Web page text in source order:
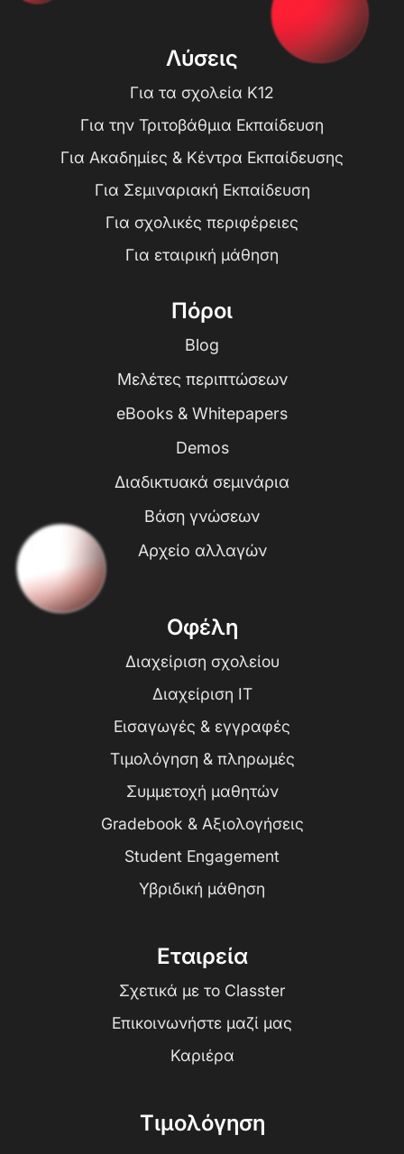
Λύσεις
Για τα σχολεία K12
Για την Τριτοβάθμια Εκπαίδευση
Για Ακαδημίες & Κέντρα Εκπαίδευσης
Για Σεμιναριακή Εκπαίδευση
Για σχολικές περιφέρειες
Για εταιρική μάθηση
Πόροι
Blog
Μελέτες περιπτώσεων
eBooks & Whitepapers
Demos
Διαδικτυακά σεμινάρια
Βάση γνώσεων
Αρχείο αλλαγών
Οφέλη
Διαχείριση σχολείου
Διαχείριση IT
Εισαγωγές & εγγραφές
Τιμολόγηση & πληρωμές
Συμμετοχή μαθητών
Gradebook & Αξιολογήσεις
Student Engagement
Υβριδική μάθηση
Εταιρεία
Σχετικά με το Classter
Επικοινωνήστε μαζί μας
Καριέρα
Τιμολόγηση